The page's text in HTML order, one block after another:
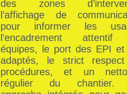
des zones
l’affichage de
pour informer les
l’encadrement
équipes, le port des EPI et
adaptés, le strict
procédures, et un
régulier du chantier.